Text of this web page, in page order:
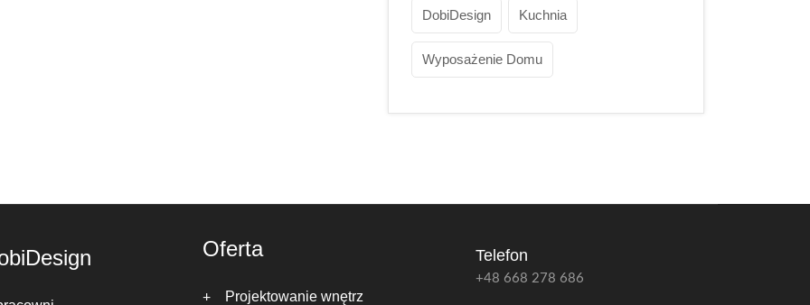
DobiDesign Kuchnia
Wyposażenie Domu
Oferta
Projektowanie wnętrz
Telefon
+48 668 278 686